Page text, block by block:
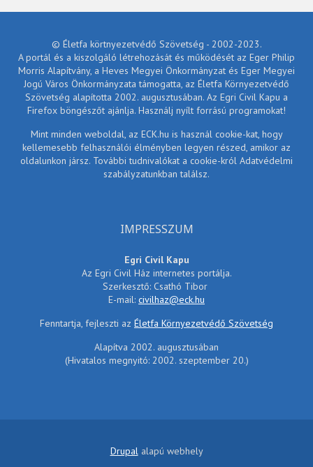
© Életfa körtnyezetvédő Szövetség - 2002-2023.
A portál és a kiszolgáló létrehozását és működését az Eger Philip
Morris Alapítvány, a Heves Megyei Önkormányzat és Eger Megyei
Jogú Város Önkormányzata támogatta, az Életfa Környezetvédő
Szövetség alapította 2002. augusztusában. Az Egri Civil Kapu a
Firefox böngészőt ajánlja. Használj nyílt forrású programokat!
Mint minden weboldal, az ECK.hu is használ cookie-kat, hogy
kellemesebb felhasználói élményben legyen részed, amikor az
oldalunkon jársz. További tudnivalókat a cookie-król Adatvédelmi
szabályzatunkban találsz.
IMPRESSZUM
Egri Civil Kapu
Az Egri Civil Ház internetes portálja.
Szerkesztő: Csathó Tibor
E-mail: civilhaz@eck.hu
Fenntartja, fejleszti az Életfa Környezetvédő Szövetség
Alapítva 2002. augusztusában
(Hivatalos megnyitó: 2002. szeptember 20.)
Drupalalapú webhely